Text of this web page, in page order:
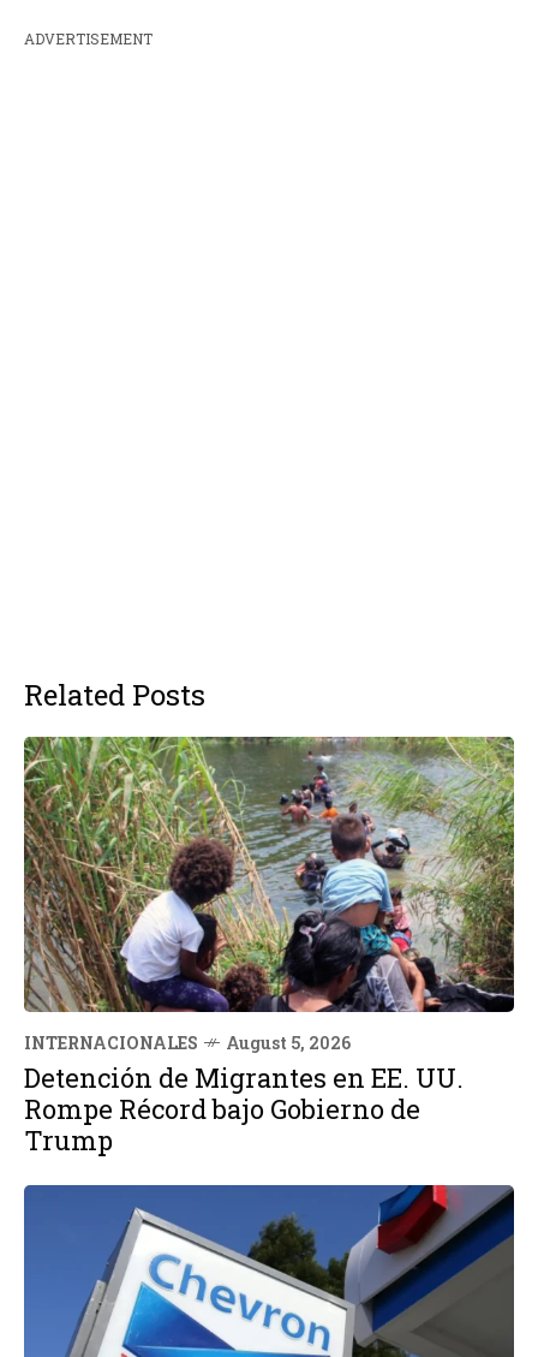
ADVERTISEMENT
Related Posts
INTERNACIONALES August 5, 2026
Detención de Migrantes en EE. UU.
Rompe Récord bajo Gobierno de
Trump